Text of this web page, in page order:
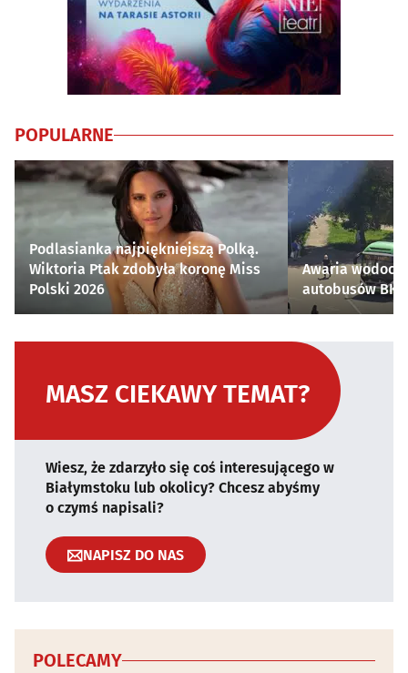
POPULARNE
Podlasianka najpiękniejszą Polką.
Wiktoria Ptak zdobyła koronę Miss
Polski 2026
Awaria
autobusów
MASZ CIEKAWY TEMAT?
Wiesz, że zdarzyło się coś interesującego w
Białymstoku lub okolicy? Chcesz abyśmy
o czymś napisali?
NAPISZ DO NAS
POLECAMY